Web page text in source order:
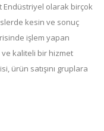
Endüstriyel olarak birçok
kesin ve sonuç
işlem yapan
ve kaliteli bir hizmet
ürün satışını gruplara